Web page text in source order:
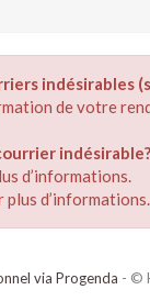
indésirables
de votre
indésirable?
d’informations.
plus d’informations.
via Progenda - ©